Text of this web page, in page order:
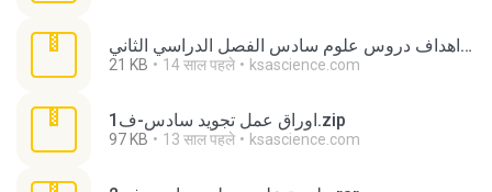
اهداف دروس علوم سادس الفصل الدراسي الثاني.rar
21 KB 14 साल पहले ksascience.com
اوراق عمل تجويد سادس-ف1.zip
97 KB 13 साल पहले ksascience.com